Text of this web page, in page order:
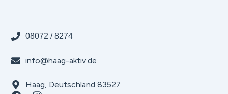
08072 / 8274
info@haag-aktiv.de
Haag, Deutschland 83527